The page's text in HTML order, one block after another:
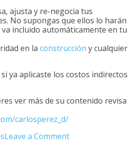
ajusta y re-negocia tus
No supongas que ellos lo harán
incluido automáticamente en tu
en la construcción y cualquier
ya aplicaste los costos indirectos
ver más de su contenido revisa
carlosperez_d/
Leave a Commenton